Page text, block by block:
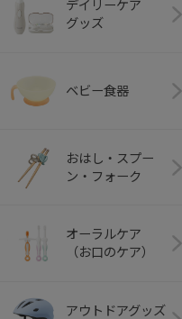
デイリーケア
グッズ
ベビー食器
おはし・スプー
ン・フォーク
オーラルケア
（お口のケア）
アウトドアグッズ